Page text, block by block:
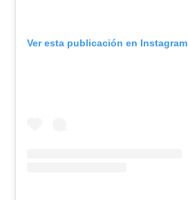
Ver esta publicación en Instagram